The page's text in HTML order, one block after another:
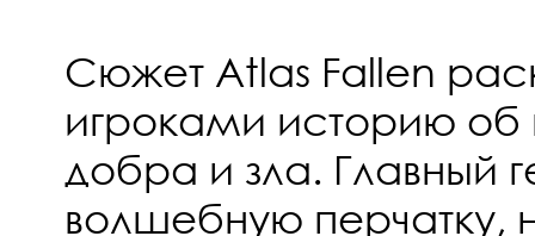
Сюжет Atlas Fallen
игроками историю об
добра и зла. Главный
волшебную